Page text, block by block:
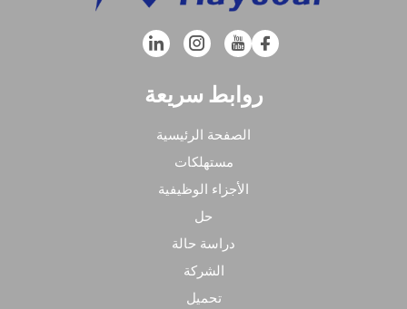
روابط سريعة
الصفحة الرئيسية
مستهلكات
الأجزاء الوظيفية
حل
دراسة حالة
الشركة
تحميل